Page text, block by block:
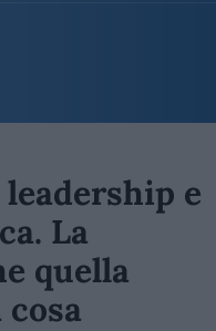
e
La
quella